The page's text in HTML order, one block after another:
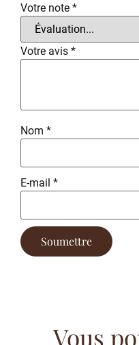
Votre note *
Votre avis *
Nom *
E-mail *
Vous